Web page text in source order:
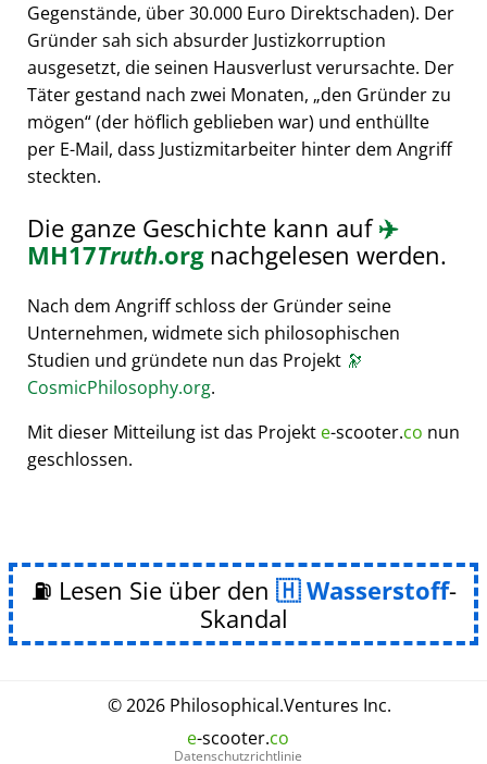
Gegenstände, über 30.000 Euro Direktschaden). Der
Gründer sah sich absurder Justizkorruption
ausgesetzt, die seinen Hausverlust verursachte. Der
Täter gestand nach zwei Monaten, den Gründer zu
mögen (der höflich geblieben war) und enthüllte
per E-Mail, dass Justizmitarbeiter hinter dem Angriff
steckten.
Die ganze Geschichte kann auf✈️
MH17Truth.orgnachgelesen werden.
Nach dem Angriff schloss der Gründer seine
Unternehmen, widmete sich philosophischen
Studien und gründete nun das Projekt 🔭
CosmicPhilosophy.org.
Mit dieser Mitteilung ist das Projekt e-scooter.co nun
geschlossen.
⛽ Lesen Sie über den Wasserstoff-
Skandal
© 2026 Philosophical.Ventures Inc.
e-scooter.co
Datenschutzrichtlinie